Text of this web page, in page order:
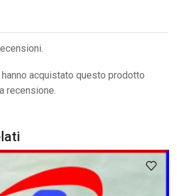
acquistato questo prodotto
recensione.